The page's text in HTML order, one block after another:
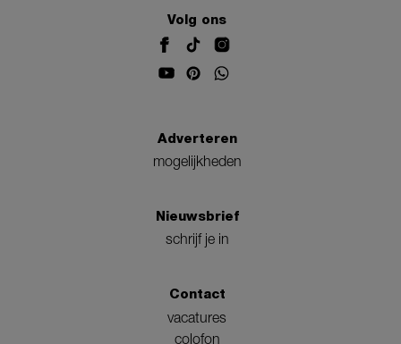
Volg ons
Adverteren
mogelijkheden
Nieuwsbrief
schrijf je in
Contact
vacatures
colofon